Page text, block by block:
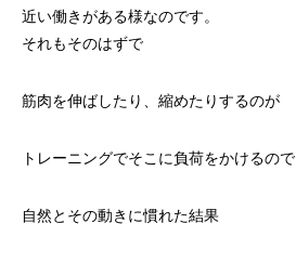
近い働きがある様なのです。
それもそのはずで
筋肉を伸ばしたり、縮めたりするのが
トレーニングでそこに負荷をかけるので
自然とその動きに慣れた結果